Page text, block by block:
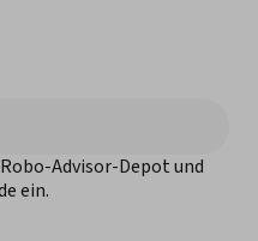
Advisor-Depot und
ein.